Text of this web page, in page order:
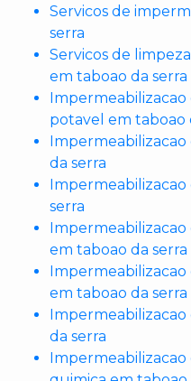
Servicos de
serra
Servicos de
em taboao da serra
potavel em taboao
Impermeabilizacao
da serra
serra
em taboao da serra
Impermeabilizacao
em taboao da serra
da serra